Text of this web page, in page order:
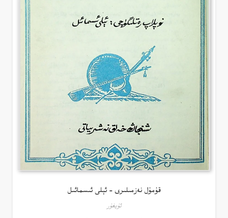
قۇمۇل نەزمىلىرى – ئېلى ئىسمائىل
ئۇيغۇر